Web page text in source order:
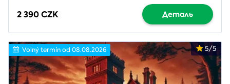
2 390 CZK Деталь
5/5
Volný termín od 08.08.2026